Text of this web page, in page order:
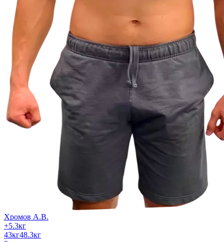
Хромов А.В.
+5.3кг
43кг48.3кг